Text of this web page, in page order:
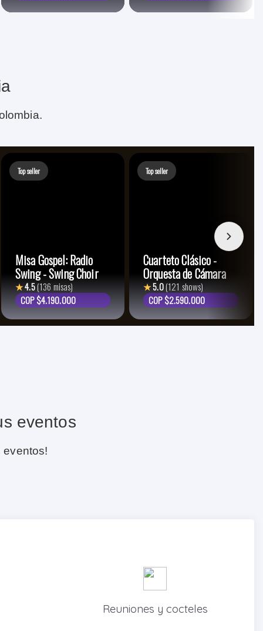
Top seller
Misa Gospel: Radio
Swing - Swing Choir
★4.5(136 misas)
COP $4.190.000
Top seller
Cuarteto Clásico -
Orquesta de Cámara
★5.0(121 shows)
COP $2.590.000
eventos
eventos!
Reuniones y cocteles